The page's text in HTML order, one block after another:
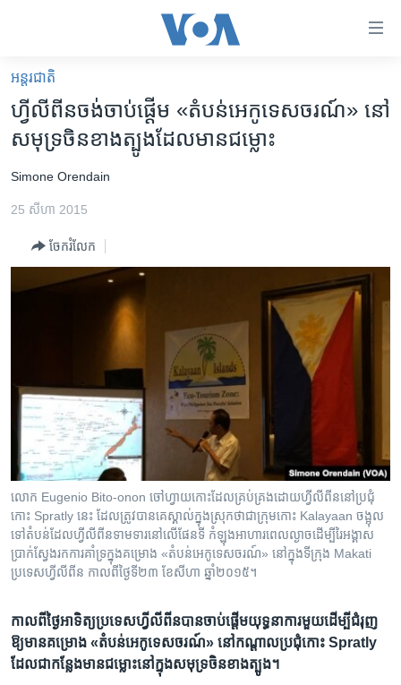
គេហទំព័រ​
ទាក់ទង
រំលង​
និង​
ទំព័រ​
រំលង​
រចនា
សម្ព័ន្ធ​
ទៅ​
កាន់​
ទំព័រ​
ស្វែង​
អន្តរជាតិ
កម្ពុជាច្នៃប្រតិដ្ឋ
ព្រឹត្តិការណ៍ព័ត៌មាន
កម្មវិធីទាំងអស់
Khmer English
បណ្តាញ​សង្គម
ភាសា
អន្តរជាតិ
ហ្វីលីពីន​ចង់​ចាប់​ផ្តើម​ «តំបន់​អេកូ​ទេសចរណ៍‍» នៅ​​
សមុទ្រ​ចិន​ខាង​ត្បូង​ដែល​មាន​ជម្លោះ
Simone Orendain
25 សីហា 2015
ចែករំលែក
លោក Eugenio Bito-onon ចៅហ្វាយ​កោះ​ដែល​​គ្រប់គ្រង​ដោយ​ហ្វីលីពីន​នៅ​ប្រជុំ​
កោះ Spratly នេះ​ ដែល​ត្រូវ​បាន​គេ​ស្គាល់​ក្នុង​ស្រុក​ថា​ជា​ក្រុម​កោះ Kalayaan ចង្អុល​
ទៅ​តំបន់​ដែល​ហ្វីលីពីន​ទាម​ទារ​នៅ​លើ​ផែន​ទី​ កំឡុង​អាហារពេល​ល្ងាច​ដើម្បី​រៃ​អង្គាស​
ប្រាក់​ស្វែង​រក​ការគាំទ្រ​ក្នុង​គម្រោង​ «តំបន់​អេកូ​ទេសចរណ៍‍» នៅ​ក្នុង​ទីក្រុង​ Makati
ប្រទេស​ហ្វីលីពីន​ កាល​ពី​ថ្ងៃ​ទី​២៣​ ខែ​សីហា ឆ្នាំ​២០១៥។​
កាល​ពី​ថ្ងៃ​អាទិត្យ​ប្រទេស​ហ្វីលីពីន​បាន​ចាប់​ផ្តើម​យុទ្ធនាការ​មួយ​ដើម្បី​ជំរុញ​
ឱ្យ​មាន​គម្រោង​ «តំបន់​អេកូ​ទេសចរណ៍‍» នៅ​កណ្តាល​ប្រជុំ​កោះ Spratly
ដែល​ជា​កន្លែង​មាន​ជម្លោះ​នៅ​ក្នុង​សមុទ្រ​ចិន​ខាង​ត្បូង។